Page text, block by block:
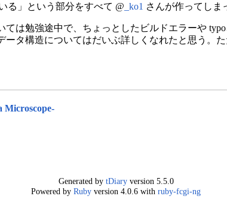
る」という部分をすべて @ _ko1 さんが作ってしま
ては勉強途中で、ちょっとしたビルドエラーや
ータ構造についてはだいぶ詳しくなれたと思う。
Microscope-
Generated by tDiaryversion 5.5.0
Powered by Ruby version 4.0.6 with ruby-fcgi-ng